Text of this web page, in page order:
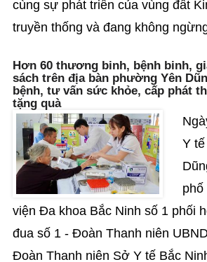
cùng sự phát triển của vùng đất
truyền thống và đang không
Hơn 60 thương binh, bệnh binh,
sách trên địa bàn phường Yên
bệnh, tư vấn sức khỏe, cấp phát
tặng quà
Y
phố
viện Đa khoa Bắc Ninh số 1 phối
đua số 1 - Đoàn Thanh niên
Đoàn Thanh niên Sở Y tế Bắc